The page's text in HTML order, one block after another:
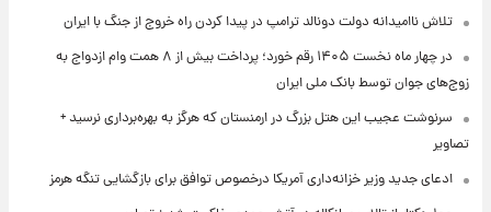
تلاش ناامیدانه‌ دولت دونالد ترامپ در پیدا کردن راه خروج از جنگ با ایران
در چهار ماه نخست ۱۴۰۵ رقم خورد؛ پرداخت بیش از ۸ همت وام ازدواج به
زوج‌های جوان توسط بانک ملی ایران
سرنوشت عجیب این هتل بزرگ در ارمنستان که هرگز به بهره‌برداری نرسید +
تصاویر
ادعای جدید وزیر خزانه‌داری آمریکا درخصوص توافق برای بازگشایی تنگه هرمز